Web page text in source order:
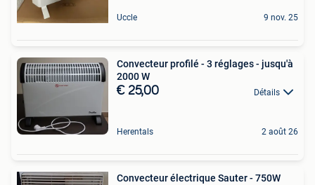
Uccle 9 nov. 25
Convecteur profilé - 3 réglages - jusqu'à
2000 W
€ 25,00 Détails
Herentals 2 août 26
Convecteur électrique Sauter - 750W